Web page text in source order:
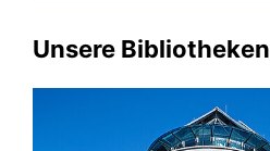
Unsere Bibliotheken